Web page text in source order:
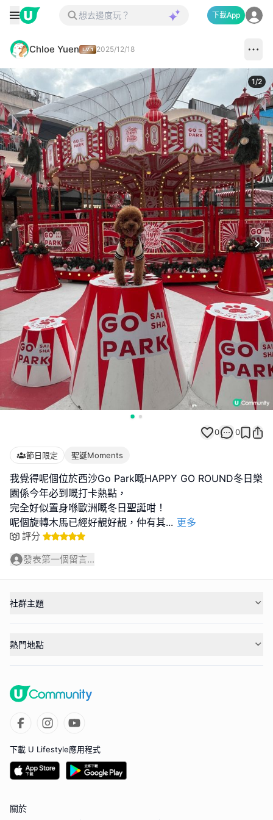
下載App
Chloe Yuen 2025/12/18
1/2
0 0
節日限定 聖誕Moments
我覺得呢個位於西沙Go Park嘅HAPPY GO ROUND冬日樂
園係今年必到嘅打卡熱點，
完全好似置身喺歐洲嘅冬日聖誕咁！
呢個旋轉木馬已經好靚好靚，仲有其... 更多
評分
發表第一個留言...
社群主題
熱門地點
下載 U Lifestyle應用程式
關於